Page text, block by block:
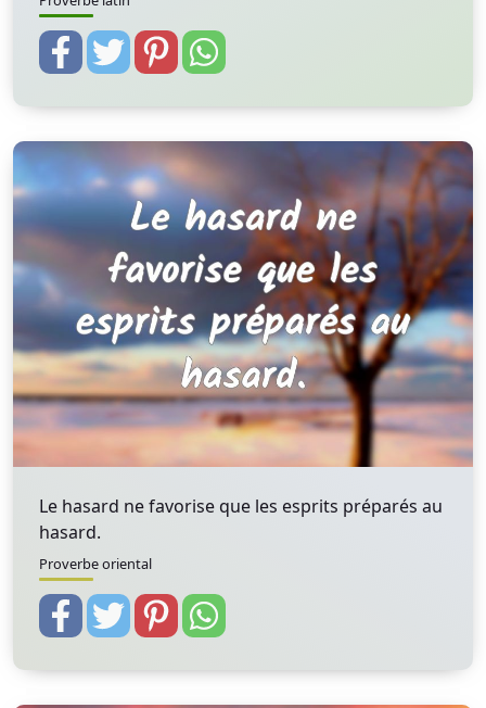
Le hasard ne favorise que les esprits préparés au
hasard.
Proverbe oriental